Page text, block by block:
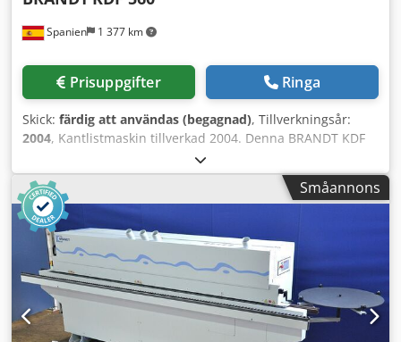
Spanien 1 377 km
Prisuppgifter Ringa
Skick: färdig att användas (begagnad), Tillverkningsår:
2004, Kantlistmaskin tillverkad 2004. Denna BRANDT KDF
560 har automatisk inställning av enheterna via PC-
styrning och är lämplig för både tunna och tjocka
kantlister, med stöd för kanttjocklekar från 0,4 till 8 mm
och arbetsstyckeshöjder från 8 till 50 mm. Den är utrustad
med olika enheter, såsom en förfräsningsenhet, en
limappliceringsenhet och poleringsenheter. Om du är ute
efter högkvalitativa kantlistningsfunktioner bör du
överväga maskinen BRANDT KDF 560 som vi har till salu.
Kontakta oss för mer information. Dedpfxjztc Saj Aldokr •
Drivtyp: 400 V / 50 Hz / 3-fas • Huvudsaklig elektronisk
Småannons